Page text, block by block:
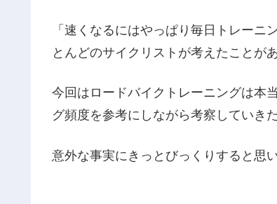
「速くなるにはやっぱり毎日トレー
とんどのサイクリストが考えたことが
今回はロードバイクトレーニングは本
グ頻度を参考にしながら考察していき
意外な事実にきっとびっくりすると思